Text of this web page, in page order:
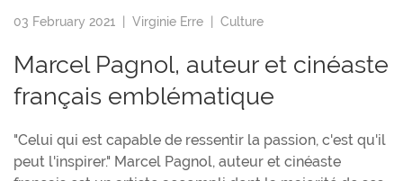
03 February 2021 | Virginie Erre Culture
Marcel Pagnol, auteur et cinéaste
français emblématique
"Celui qui est capable de ressentir la passion, c'est qu'il
peut l'inspirer." Marcel Pagnol, auteur et cinéaste